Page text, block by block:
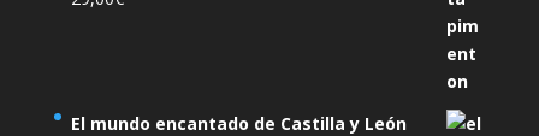
El mundo encantado de Castilla y León